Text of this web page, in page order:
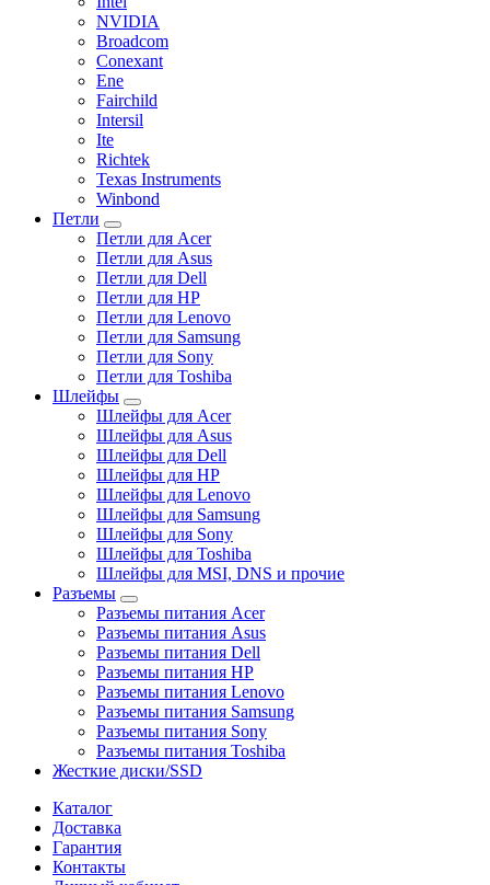
NVIDIA
Broadcom
Conexant
Ene
Fairchild
Intersil
Ite
Richtek
Texas Instruments
Winbond
Петли
Петли для Acer
Петли для Asus
Петли для Dell
Петли для HP
Петли для Lenovo
Петли для Samsung
Петли для Sony
Петли для Toshiba
Шлейфы
Шлейфы для Acer
Шлейфы для Asus
Шлейфы для Dell
Шлейфы для HP
Шлейфы для Lenovo
Шлейфы для Samsung
Шлейфы для Sony
Шлейфы для Toshiba
Шлейфы для MSI, DNS и прочие
Разъемы
Разъемы питания Acer
Разъемы питания Asus
Разъемы питания Dell
Разъемы питания HP
Разъемы питания Lenovo
Разъемы питания Samsung
Разъемы питания Sony
Разъемы питания Toshiba
Жесткие диски/SSD
Каталог
Доставка
Гарантия
Контакты